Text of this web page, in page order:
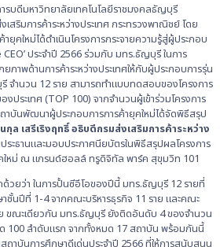
รบดีมหาวิทยาลัยเทคโนโลยีราชมงคลธัญบุรี
สริมการค้าระหว่างประเทศ กระทรวงพาณิชย์ โดย
คใหม่ได้ดำเนินโครงการกระจายความรู้สู่ผู้ประกอบ
ประจำปี 2566 ร่วมกับ มทร.ธัญบุรี ในการ
าพด้านการค้าระหว่างประเทศให้กับผู้ประกอบการรุ่น
จำนวน 12 ราย สามารถทำแบบทดสอบของโครงการ
ประเทศ (TOP 100) จากจำนวนผู้เข้าร่วมโครงการ
าบันพัฒนาผู้ประกอบการการค้ายุคใหม่ได้จัดพิธีสรุป
ล เสรีเริงฤทธิ์ อธิบดีกรมส่งเสริมการค้าระหว่าง
ระธานและมอบประกาศนียบัตรในพิธีสรุปผลโครงการ
ใหม่ ณ แกรนด์ฮอลล์ ทรูดิจิทัล พาร์ค สุขุมวิท 101
วยว่า ในการปั้นซีอีโอของปีนี้ มทร.ธัญบุรี 12 รายที่
นปีที่ 1-4 จากคณะบริหารธุรกิจ 11 ราย และคณะ
ย ขณะเดียวกัน มทร.ธัญบุรี ยังติดอันดับ 4 ของจำนวน
ลำดับแรก จากทั้งหมด 17 สถาบัน พร้อมกันนี้
สถาบันการศึกษาดีเด่นประจำปี 2566 ที่ให้การสนับสนุน